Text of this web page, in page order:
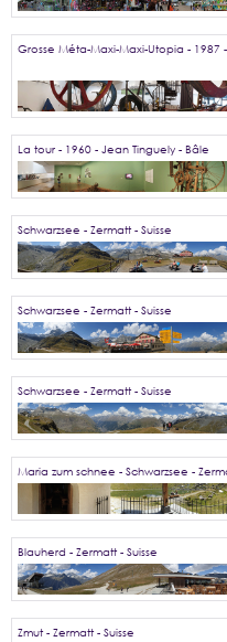
Grosse Méta-Maxi-Maxi-Utopia - 1987
La tour - 1960 - Jean Tinguely - Bâle
Schwarzsee - Zermatt - Suisse
Schwarzsee - Zermatt - Suisse
Schwarzsee - Zermatt - Suisse
Maria zum schnee - Schwarzsee -
Blauherd - Zermatt - Suisse
Zmut - Zermatt - Suisse